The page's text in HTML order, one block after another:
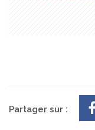
Partager sur :